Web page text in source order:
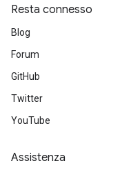
Resta connesso
Blog
Forum
GitHub
Twitter
YouTube
Assistenza